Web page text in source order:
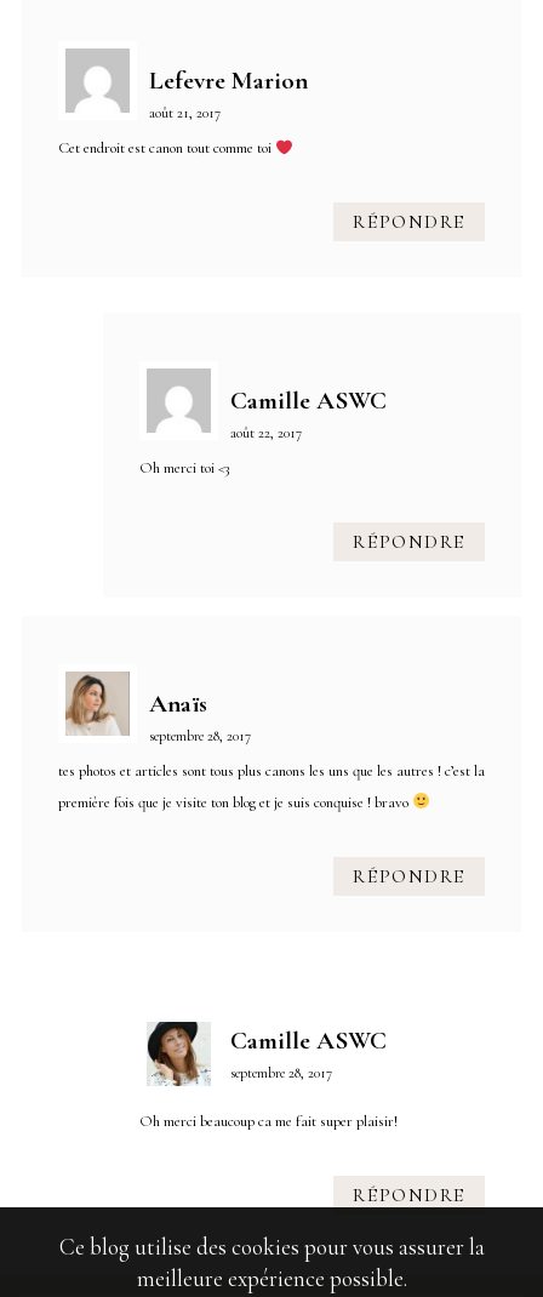
Lefevre Marion
août 21, 2017
Cet endroit est canon tout comme toi
RÉPONDRE
Camille ASWC
août 22, 2017
Oh merci toi <3
RÉPONDRE
Anaïs
septembre 28, 2017
tes photos et articles sont tous plus canons les uns que les autres ! c’est la
première fois que je visite ton blog et je suis conquise ! bravo
RÉPONDRE
Camille ASWC
septembre 28, 2017
Oh merci beaucoup ca me fait super plaisir!
RÉPONDRE
Ce blog utilise des cookies pour vous assurer la
meilleure expérience possible.